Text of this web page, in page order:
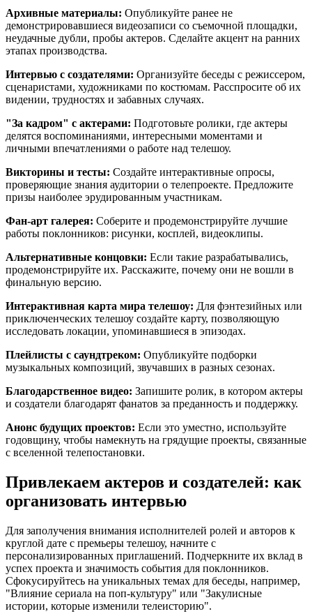
Архивные материалы: Опубликуйте ранее не
демонстрировавшиеся видеозаписи со съемочной площадки,
неудачные дубли, пробы актеров. Сделайте акцент на ранних
этапах производства.
Интервью с создателями: Организуйте беседы с режиссером,
сценаристами, художниками по костюмам. Расспросите об их
видении, трудностях и забавных случаях.
"За кадром" с актерами: Подготовьте ролики, где актеры
делятся воспоминаниями, интересными моментами и
личными впечатлениями о работе над телешоу.
Викторины и тесты: Создайте интерактивные опросы,
проверяющие знания аудитории о телепроекте. Предложите
призы наиболее эрудированным участникам.
Фан-арт галерея: Соберите и продемонстрируйте лучшие
работы поклонников: рисунки, косплей, видеоклипы.
Альтернативные концовки: Если такие разрабатывались,
продемонстрируйте их. Расскажите, почему они не вошли в
финальную версию.
Интерактивная карта мира телешоу: Для фэнтезийных или
приключенческих телешоу создайте карту, позволяющую
исследовать локации, упоминавшиеся в эпизодах.
Плейлисты с саундтреком: Опубликуйте подборки
музыкальных композиций, звучавших в разных сезонах.
Благодарственное видео: Запишите ролик, в котором актеры
и создатели благодарят фанатов за преданность и поддержку.
Анонс будущих проектов: Если это уместно, используйте
годовщину, чтобы намекнуть на грядущие проекты, связанные
с вселенной телепостановки.
Привлекаем актеров и создателей: как
организовать интервью
Для заполучения внимания исполнителей ролей и авторов к
круглой дате с премьеры телешоу, начните с
персонализированных приглашений. Подчеркните их вклад в
успех проекта и значимость события для поклонников.
Сфокусируйтесь на уникальных темах для беседы, например,
"Влияние сериала на поп-культуру" или "Закулисные
истории, которые изменили телеисторию".